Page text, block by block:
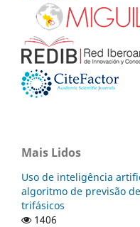
Mais Lidos
Uso de inteligência
algoritmo de previsão
trifásicos
1406